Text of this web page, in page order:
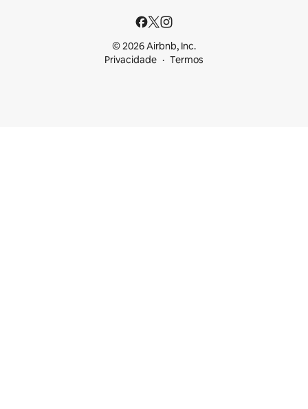
© 2026 Airbnb, Inc.
Privacidade
Termos